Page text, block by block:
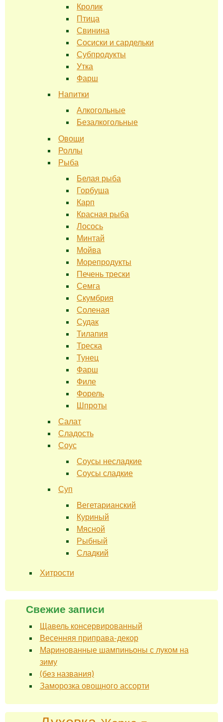
Кролик
Птица
Свинина
Сосиски и сардельки
Субпродукты
Утка
Фарш
Напитки
Алкогольные
Безалкогольные
Овощи
Роллы
Рыба
Белая рыба
Горбуша
Карп
Красная рыба
Лосось
Минтай
Мойва
Морепродукты
Печень трески
Семга
Скумбрия
Соленая
Судак
Тилапия
Треска
Тунец
Фарш
Филе
Форель
Шпроты
Салат
Сладость
Соус
Соусы несладкие
Соусы сладкие
Суп
Вегетарианский
Куриный
Мясной
Рыбный
Сладкий
Хитрости
Свежие записи
Щавель консервированный
Весенняя приправа-декор
Маринованные шампиньоны с луком на
зиму
(без названия)
Заморозка овощного ассорти